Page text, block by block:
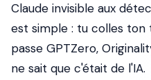
Claude invisible aux
est simple : tu colles
passe GPTZero,
ne sait que c'était de l'IA.